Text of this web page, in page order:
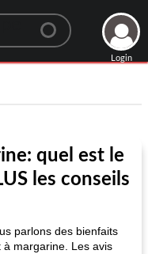
Login
quel est le
les conseils
parlons des bienfaits
margarine. Les avis